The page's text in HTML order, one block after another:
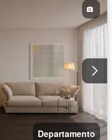
Departamento